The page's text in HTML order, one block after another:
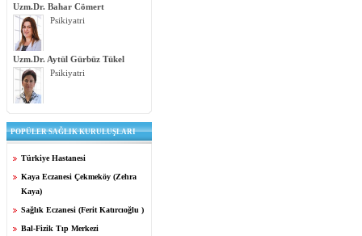
Uzm.Dr. Bahar Cömert
Psikiyatri
Uzm.Dr. Aytül Gürbüz Tükel
Psikiyatri
POPÜLER SAĞLIK KURULUŞLARI
Türkiye Hastanesi
Kaya Eczanesi Çekmeköy (Zehra
Kaya)
Sağlık Eczanesi (Ferit Katırcıoğlu )
Bal-Fizik Tıp Merkezi